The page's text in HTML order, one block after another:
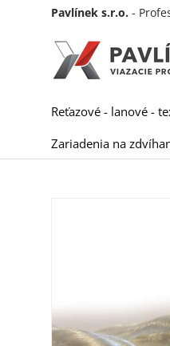
Pavlínek s.r.o. -
Reťazové - lanové -
Zariadenia na